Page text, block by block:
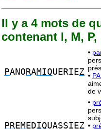
Il y a 4 mots de
contenant I, M, P,
PANO RAMIQUERIEZ
•
•
de
PREM EDIQUASSIEZ
•
•